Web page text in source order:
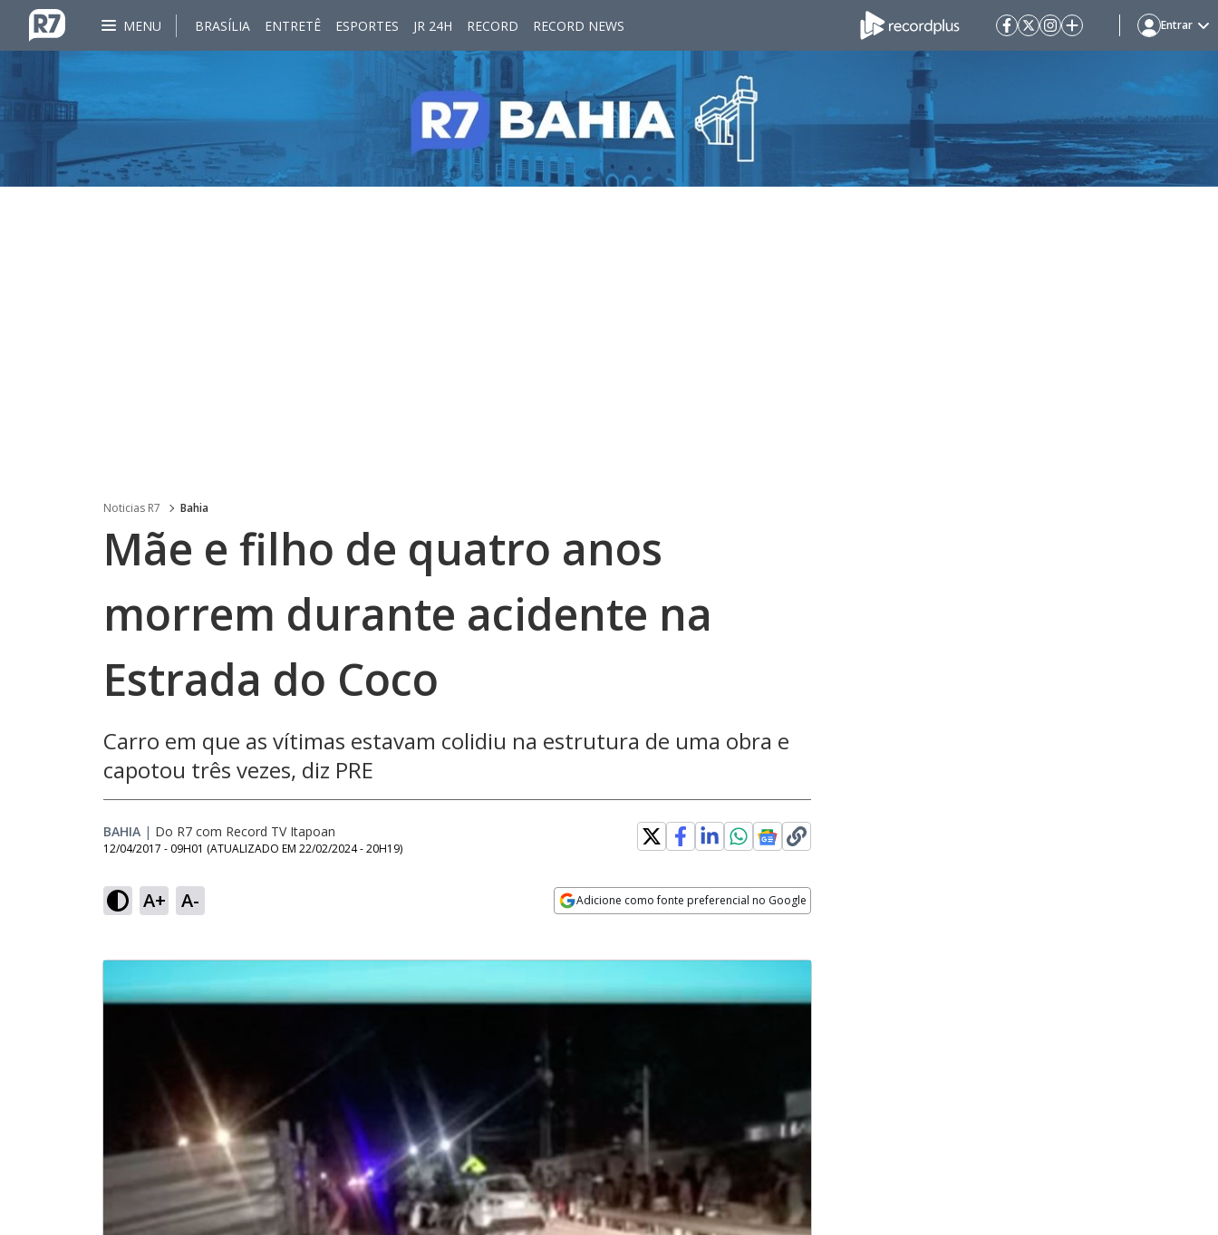
MENU BRASÍLIA ENTRETÊ ESPORTES JR 24H RECORD RECORD NEWS Entrar
Noticias R7 Bahia
Mãe e filho de quatro anos
morrem durante acidente na
Estrada do Coco
Carro em que as vítimas estavam colidiu na estrutura de uma obra e
capotou três vezes, diz PRE
BAHIA | Do R7 com Record TV Itapoan
12/04/2017 - 09H01 (ATUALIZADO EM 22/02/2024 - 20H19)
A+ A- Adicione como fonte preferencial no Google